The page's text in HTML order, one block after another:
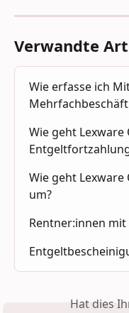
Verwandte
Wie erfasse ich
Wie geht Lexware
Wie geht
um?
Rentner:innen
Hat dies